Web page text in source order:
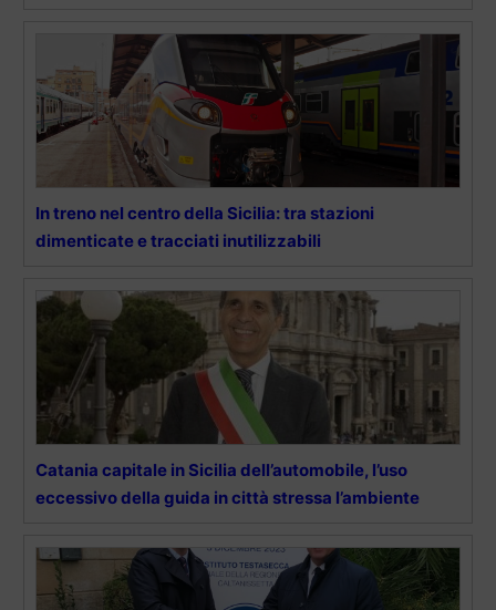
In treno nel centro della Sicilia: tra stazioni
dimenticate e tracciati inutilizzabili
Catania capitale in Sicilia dell’automobile, l’uso
eccessivo della guida in città stressa l’ambiente